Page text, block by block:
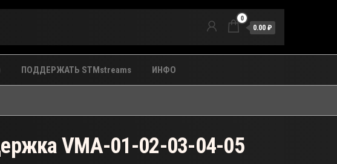
0
0.00 ₽
ПОДДЕРЖАТЬ STMstreams ИНФО
VMA-01-02-03-04-05